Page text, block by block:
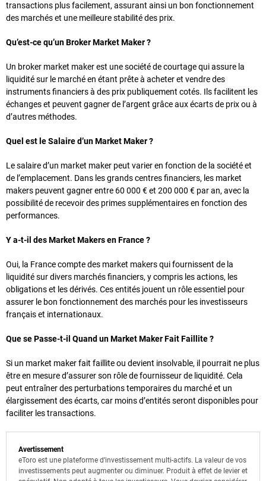
transactions plus facilement, assurant ainsi un bon fonctionnement
des marchés et une meilleure stabilité des prix.
Qu’est-ce qu’un Broker Market Maker ?
Un broker market maker est une société de courtage qui assure la
liquidité sur le marché en étant prête à acheter et vendre des
instruments financiers à des prix publiquement cotés. Ils facilitent les
échanges et peuvent gagner de l’argent grâce aux écarts de prix ou à
d’autres méthodes.
Quel est le Salaire d’un Market Maker ?
Le salaire d’un market maker peut varier en fonction de la société et
de l’emplacement. Dans les grands centres financiers, les market
makers peuvent gagner entre 60 000 € et 200 000 € par an, avec la
possibilité de recevoir des primes supplémentaires en fonction des
performances.
Y a-t-il des Market Makers en France ?
Oui, la France compte des market makers qui fournissent de la
liquidité sur divers marchés financiers, y compris les actions, les
obligations et les dérivés. Ces entités jouent un rôle essentiel pour
assurer le bon fonctionnement des marchés pour les investisseurs
français et internationaux.
Que se Passe-t-il Quand un Market Maker Fait Faillite ?
Si un market maker fait faillite ou devient insolvable, il pourrait ne plus
être en mesure d’assurer son rôle de fournisseur de liquidité. Cela
peut entraîner des perturbations temporaires du marché et un
élargissement des écarts, car moins d’entités seront disponibles pour
faciliter les transactions.
Avertissement
eToro est une plateforme d’investissement multi-actifs. La valeur de vos
investissements peut augmenter ou diminuer. Produit à effet de levier et